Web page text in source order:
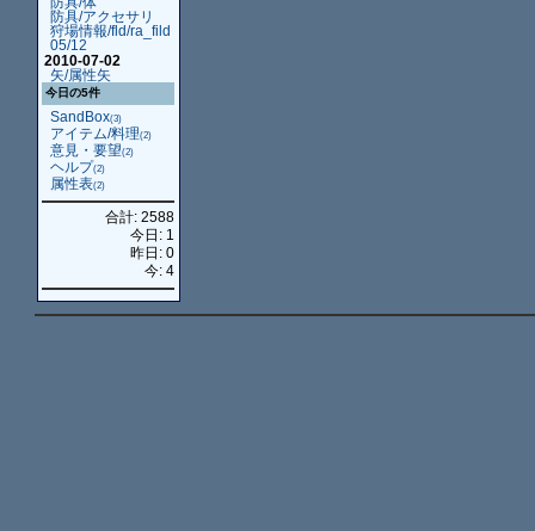
防具/アクセサリ
狩場情報/fld/ra_fild
05/12
2010-07-02
矢/属性矢
今日の5件
SandBox(3)
アイテム/料理(2)
意見・要望(2)
ヘルプ(2)
属性表(2)
合計: 2588
今日: 1
昨日: 0
今: 4